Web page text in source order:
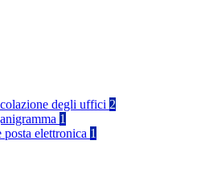
degli uffici 2
1
posta elettronica 1